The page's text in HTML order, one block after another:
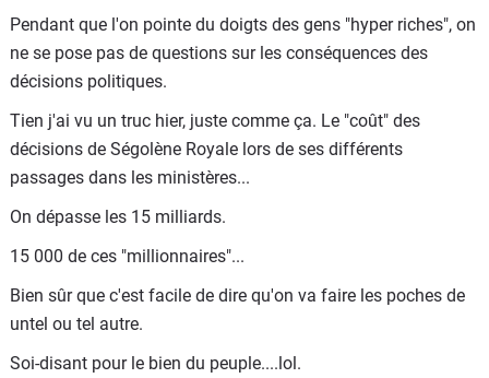
Pendant que l'on pointe du doigts des gens "hyper riches", on
ne se pose pas de questions sur les conséquences des
décisions politiques.
Tien j'ai vu un truc hier, juste comme ça. Le "coût" des
décisions de Ségolène Royale lors de ses différents
passages dans les ministères...
On dépasse les 15 milliards.
15 000 de ces "millionnaires"...
Bien sûr que c'est facile de dire qu'on va faire les poches de
untel ou tel autre.
Soi-disant pour le bien du peuple....lol.